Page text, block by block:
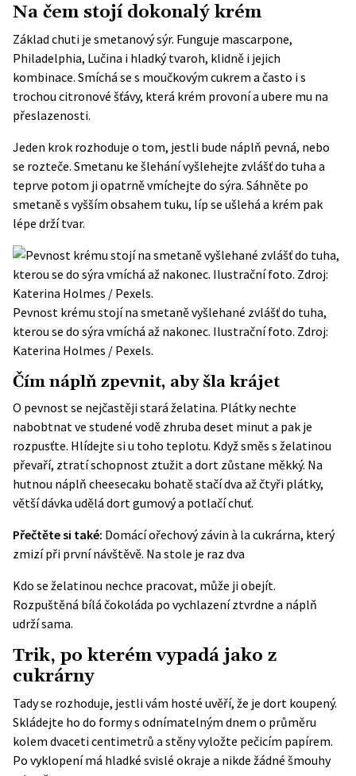
Na čem stojí dokonalý krém
Základ chuti je smetanový sýr. Funguje mascarpone,
Philadelphia, Lučina i hladký tvaroh, klidně i jejich
kombinace. Smíchá se s moučkovým cukrem a často i s
trochou citronové šťávy, která krém provoní a ubere mu na
přeslazenosti.
Jeden krok rozhoduje o tom, jestli bude náplň pevná, nebo
se rozteče. Smetanu ke šlehání vyšlehejte zvlášť do tuha a
teprve potom ji opatrně vmíchejte do sýra. Sáhněte po
smetaně s vyšším obsahem tuku, líp se ušlehá a krém pak
lépe drží tvar.
Pevnost krému stojí na smetaně vyšlehané zvlášť do tuha,
kterou se do sýra vmíchá až nakonec. Ilustrační foto. Zdroj:
Katerina Holmes / Pexels.
Čím náplň zpevnit, aby šla krájet
O pevnost se nejčastěji stará želatina. Plátky nechte
nabobtnat ve studené vodě zhruba deset minut a pak je
rozpusťte. Hlídejte si u toho teplotu. Když směs s želatinou
převaří, ztratí schopnost ztužit a dort zůstane měkký. Na
hutnou náplň cheesecaku bohatě stačí dva až čtyři plátky,
větší dávka udělá dort gumový a potlačí chuť.
Přečtěte si také: Domácí ořechový závin à la cukrárna, který
zmizí při první návštěvě. Na stole je raz dva
Kdo se želatinou nechce pracovat, může ji obejít.
Rozpuštěná bílá čokoláda po vychlazení ztvrdne a náplň
udrží sama.
Trik, po kterém vypadá jako z
cukrárny
Tady se rozhoduje, jestli vám hosté uvěří, že je dort koupený.
Skládejte ho do formy s odnímatelným dnem o průměru
kolem dvaceti centimetrů a stěny vyložte pečicím papírem.
Po vyklopení má hladké svislé okraje a nikde žádné šmouhy